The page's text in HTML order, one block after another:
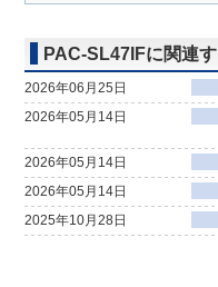
PAC-SL47IFに関連
2026年06月25日
2026年05月14日
2026年05月14日
2026年05月14日
2025年10月28日